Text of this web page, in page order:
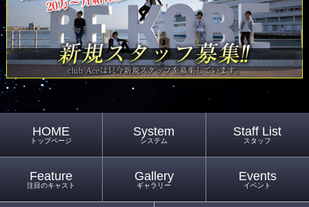
HOME
トップページ
System
システム
Staff List
スタッフ
Feature
注目のキャスト
Gallery
ギャラリー
Events
イベント